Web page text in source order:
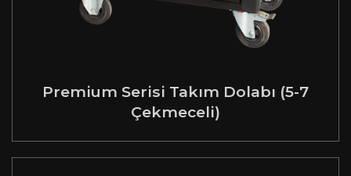
Premium Serisi Takım Dolabı (5-7
Çekmeceli)